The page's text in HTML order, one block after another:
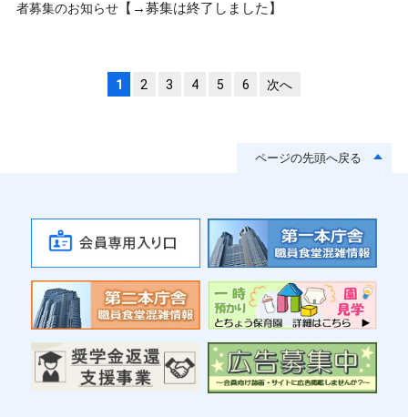
者募集のお知らせ【→募集は終了しました】
1 2 3 4 5 6 次へ
ページの先頭へ戻る